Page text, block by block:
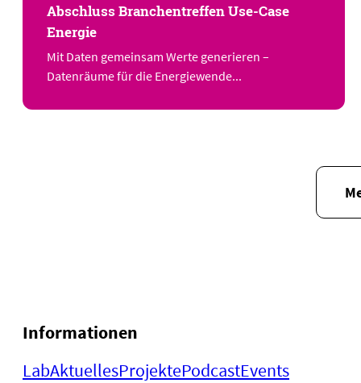
Abschluss Branchentreffen Use-Case
Energie
Mit Daten gemeinsam Werte generieren –
Datenräume für die Energiewende...
Informationen
LabAktuellesProjektePodcastEvents